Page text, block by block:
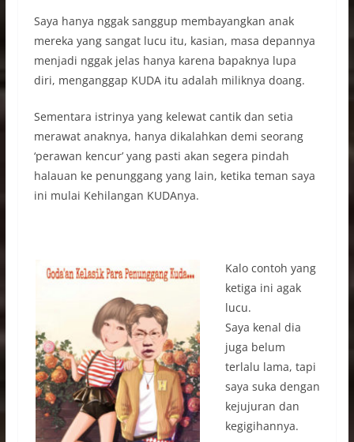
Saya hanya nggak sanggup membayangkan anak
mereka yang sangat lucu itu, kasian, masa depannya
menjadi nggak jelas hanya karena bapaknya lupa
diri, menganggap KUDA itu adalah miliknya doang.
Sementara istrinya yang kelewat cantik dan setia
merawat anaknya, hanya dikalahkan demi seorang
‘perawan kencur’ yang pasti akan segera pindah
halauan ke penunggang yang lain, ketika teman saya
ini mulai Kehilangan KUDAnya.
Kalo contoh yang
ketiga ini agak
lucu.
Saya kenal dia
juga belum
terlalu lama, tapi
saya suka dengan
kejujuran dan
kegigihannya.